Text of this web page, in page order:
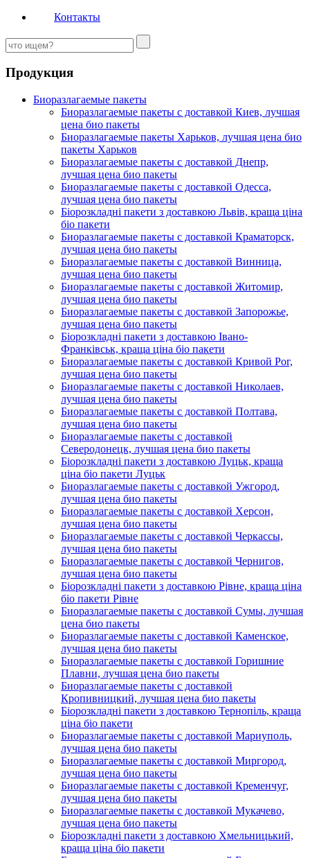
Контакты
Продукция
Биоразлагаемые пакеты
Биоразлагаемые пакеты с доставкой Киев, лучшая
цена био пакеты
Биоразлагаемые пакеты Харьков, лучшая цена био
пакеты Харьков
Биоразлагаемые пакеты с доставкой Днепр,
лучшая цена био пакеты
Биоразлагаемые пакеты с доставкой Одесса,
лучшая цена био пакеты
Біорозкладні пакети з доставкою Львів, краща ціна
біо пакети
Биоразлагаемые пакеты с доставкой Краматорск,
лучшая цена био пакеты
Биоразлагаемые пакеты с доставкой Винница,
лучшая цена био пакеты
Биоразлагаемые пакеты с доставкой Житомир,
лучшая цена био пакеты
Биоразлагаемые пакеты с доставкой Запорожье,
лучшая цена био пакеты
Біорозкладні пакети з доставкою Івано-
Франківськ, краща ціна біо пакети
Биоразлагаемые пакеты с доставкой Кривой Рог,
лучшая цена био пакеты
Биоразлагаемые пакеты с доставкой Николаев,
лучшая цена био пакеты
Биоразлагаемые пакеты с доставкой Полтава,
лучшая цена био пакеты
Биоразлагаемые пакеты с доставкой
Северодонецк, лучшая цена био пакеты
Біорозкладні пакети з доставкою Луцьк, краща
ціна біо пакети Луцьк
Биоразлагаемые пакеты с доставкой Ужгород,
лучшая цена био пакеты
Биоразлагаемые пакеты с доставкой Херсон,
лучшая цена био пакеты
Биоразлагаемые пакеты с доставкой Черкассы,
лучшая цена био пакеты
Биоразлагаемые пакеты с доставкой Чернигов,
лучшая цена био пакеты
Біорозкладні пакети з доставкою Рівне, краща ціна
біо пакети Рівне
Биоразлагаемые пакеты с доставкой Сумы, лучшая
цена био пакеты
Биоразлагаемые пакеты с доставкой Каменское,
лучшая цена био пакеты
Биоразлагаемые пакеты с доставкой Горишние
Плавни, лучшая цена био пакеты
Биоразлагаемые пакеты с доставкой
Кропивницкий, лучшая цена био пакеты
Біорозкладні пакети з доставкою Тернопіль, краща
ціна біо пакети
Биоразлагаемые пакеты с доставкой Мариуполь,
лучшая цена био пакеты
Биоразлагаемые пакеты с доставкой Миргород,
лучшая цена био пакеты
Биоразлагаемые пакеты с доставкой Кременчуг,
лучшая цена био пакеты
Биоразлагаемые пакеты с доставкой Мукачево,
лучшая цена био пакеты
Біорозкладні пакети з доставкою Хмельницький,
краща ціна біо пакети